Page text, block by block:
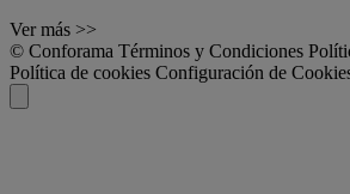
Ver más >>
© Conforama Términos y Condiciones
Política de cookies Configuración de